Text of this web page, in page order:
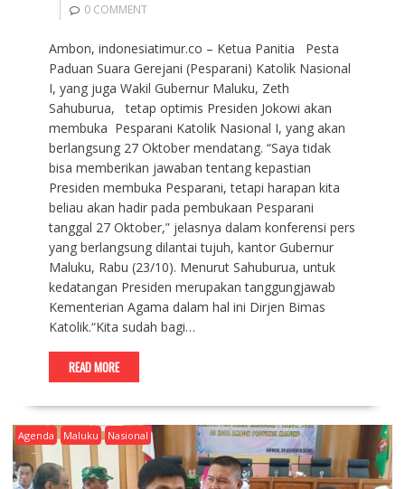
0 COMMENT
Ambon, indonesiatimur.co – Ketua Panitia Pesta
Paduan Suara Gerejani (Pesparani) Katolik Nasional
I, yang juga Wakil Gubernur Maluku, Zeth
Sahuburua, tetap optimis Presiden Jokowi akan
membuka Pesparani Katolik Nasional I, yang akan
berlangsung 27 Oktober mendatang. “Saya tidak
bisa memberikan jawaban tentang kepastian
Presiden membuka Pesparani, tetapi harapan kita
beliau akan hadir pada pembukaan Pesparani
tanggal 27 Oktober,” jelasnya dalam konferensi pers
yang berlangsung dilantai tujuh, kantor Gubernur
Maluku, Rabu (23/10). Menurut Sahuburua, untuk
kedatangan Presiden merupakan tanggungjawab
Kementerian Agama dalam hal ini Dirjen Bimas
Katolik.“Kita sudah bagi…
READ MORE
Agenda Maluku Nasional